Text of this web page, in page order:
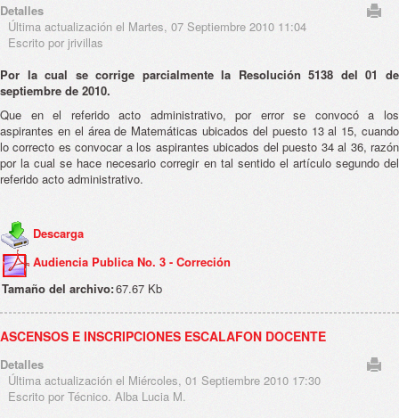
Detalles
Última actualización el Martes, 07 Septiembre 2010 11:04
Escrito por jrivillas
Por la cual se corrige parcialmente la Resolución 5138 del 01 de
septiembre de 2010.
Que en el referido acto administrativo, por error se convocó a los
aspirantes en el área de Matemáticas ubicados del puesto 13 al 15, cuando
lo correcto es convocar a los aspirantes ubicados del puesto 34 al 36, razón
por la cual se hace necesario corregir en tal sentido el artículo segundo del
referido acto administrativo.
Descarga
Audiencia Publica No. 3 - Correción
Tamaño del archivo:67.67 Kb
ASCENSOS E INSCRIPCIONES ESCALAFON DOCENTE
Detalles
Última actualización el Miércoles, 01 Septiembre 2010 17:30
Escrito por Técnico. Alba Lucia M.